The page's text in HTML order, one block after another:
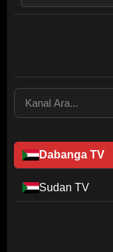
Dabanga TV
Sudan TV